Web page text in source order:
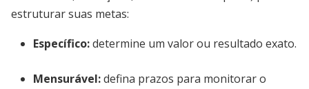
estruturar suas metas:
Específico:determine um valor ou resultado exato.
Mensurável:defina prazos para monitorar o